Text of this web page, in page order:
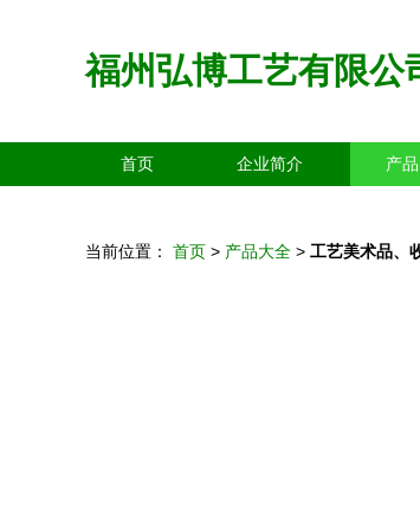
福州弘博工艺有限公
首页 企业简介 产
当前位置： 首页 > 产品大全 > 工艺美术品、